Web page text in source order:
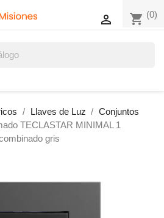
shopping_cart (0)

Llaves de Luz
Conjuntos
TECLASTAR MINIMAL 1
gris